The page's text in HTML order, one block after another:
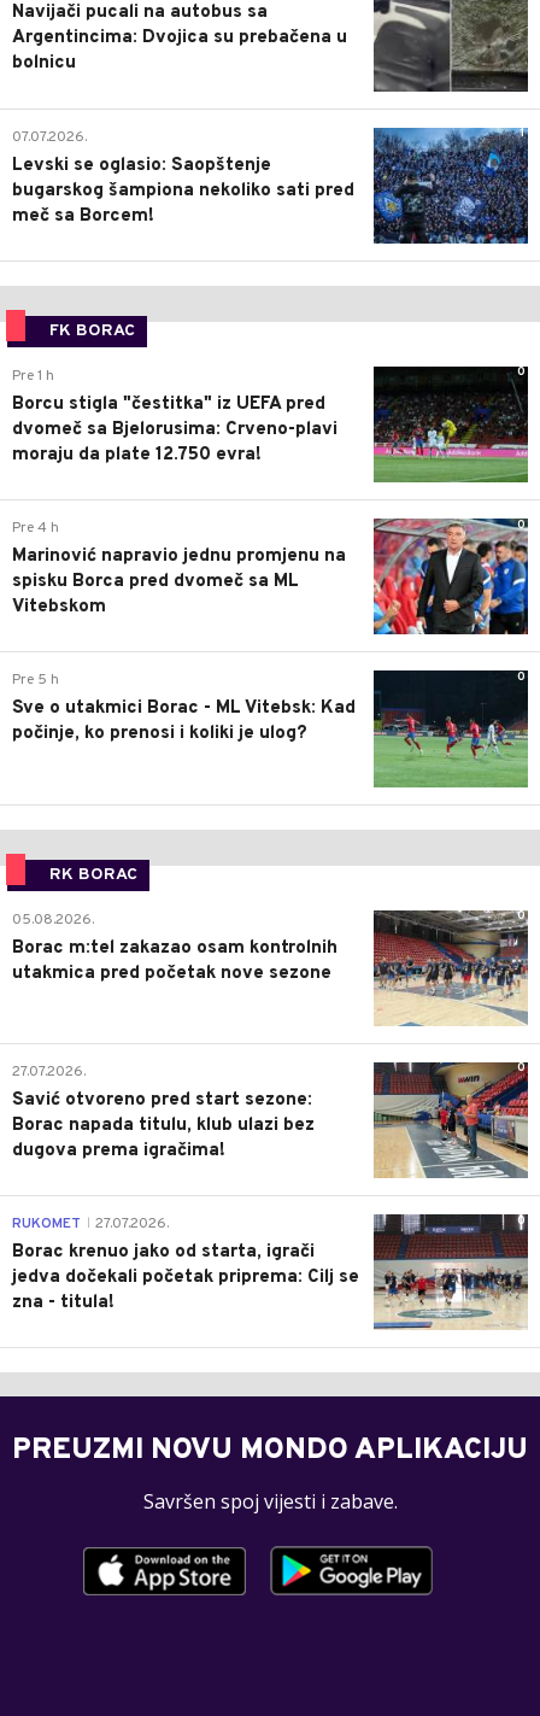
Navijači pucali na autobus sa
Argentincima: Dvojica su prebačena u
bolnicu
1
07.07.2026.
Levski se oglasio: Saopštenje
bugarskog šampiona nekoliko sati pred
meč sa Borcem!
FK BORAC
0
Pre 1 h
Borcu stigla "čestitka" iz UEFA pred
dvomeč sa Bjelorusima: Crveno-plavi
moraju da plate 12.750 evra!
0
Pre 4 h
Marinović napravio jednu promjenu na
spisku Borca pred dvomeč sa ML
Vitebskom
0
Pre 5 h
Sve o utakmici Borac - ML Vitebsk: Kad
počinje, ko prenosi i koliki je ulog?
RK BORAC
0
05.08.2026.
Borac m:tel zakazao osam kontrolnih
utakmica pred početak nove sezone
0
27.07.2026.
Savić otvoreno pred start sezone:
Borac napada titulu, klub ulazi bez
dugova prema igračima!
0
RUKOMET 27.07.2026.
Borac krenuo jako od starta, igrači
jedva dočekali početak priprema: Cilj se
zna - titula!
PREUZMI NOVU MONDO APLIKACIJU
Savršen spoj vijesti i zabave.